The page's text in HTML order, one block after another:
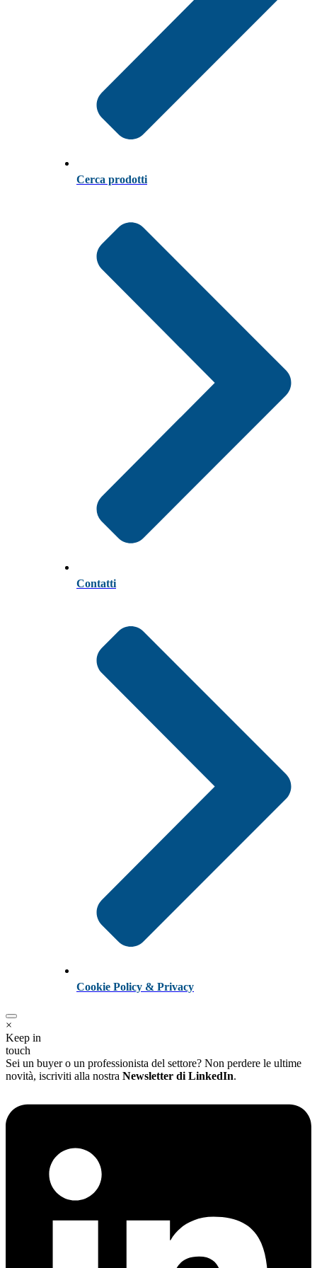
Cerca prodotti
Contatti
Cookie Policy & Privacy
×
Keep in
touch
Sei un buyer o un professionista del settore? Non perdere le ultime
novità, iscriviti alla nostra Newsletter di LinkedIn.